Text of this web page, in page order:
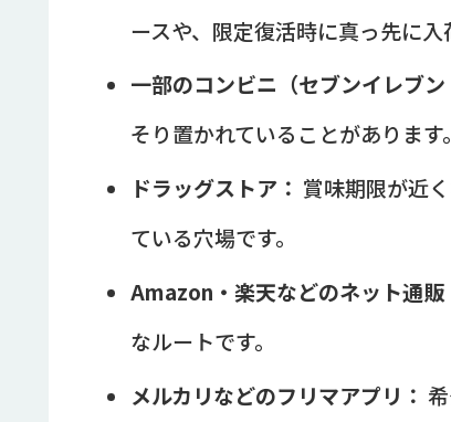
ースや、限定復活時に真っ先に入
一部のコンビニ（セブンイレブン
そり置かれていることがあります。
ドラッグストア： 賞味期限が近
ている穴場です。
Amazon・楽天などのネット通販
なルートです。
メルカリなどのフリマアプリ：